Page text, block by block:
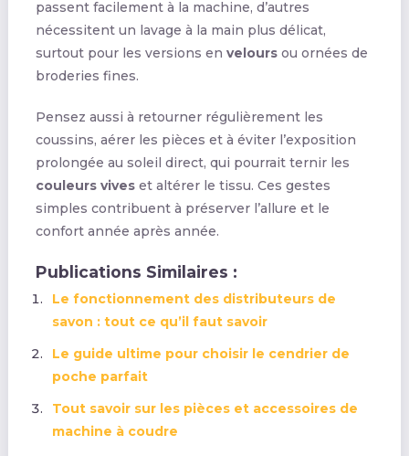
passent facilement à la machine, d’autres
nécessitent un lavage à la main plus délicat,
surtout pour les versions en veloursou ornées de
broderies fines.
Pensez aussi à retourner régulièrement les
coussins, aérer les pièces et à éviter l’exposition
prolongée au soleil direct, qui pourrait ternir les
couleurs viveset altérer le tissu. Ces gestes
simples contribuent à préserver l’allure et le
confort année après année.
Publications Similaires :
Le fonctionnement des distributeurs de
savon : tout ce qu’il faut savoir
Le guide ultime pour choisir le cendrier de
poche parfait
Tout savoir sur les pièces et accessoires de
machine à coudre